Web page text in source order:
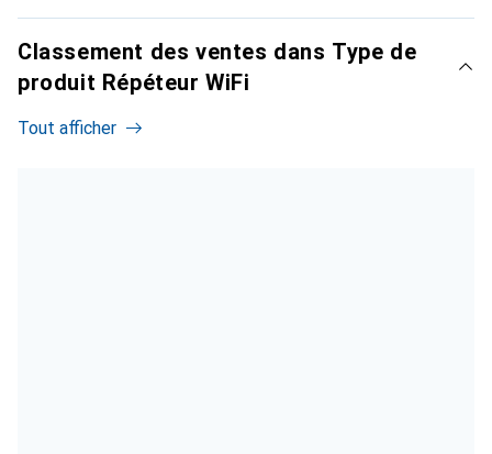
Classement des ventes dans Type de
produit Répéteur WiFi
Tout afficher